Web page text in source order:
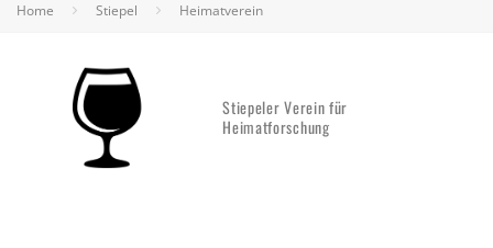
Home Stiepel Heimatverein
Stiepeler Verein für
Heimatforschung